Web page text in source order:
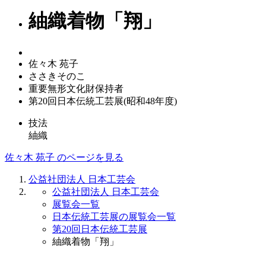
紬織着物「翔」
佐々木 苑子
ささきそのこ
重要無形文化財保持者
第20回日本伝統工芸展(昭和48年度)
技法
紬織
佐々木 苑子 のページを見る
公益社団法人 日本工芸会
公益社団法人 日本工芸会
展覧会一覧
日本伝統工芸展の展覧会一覧
第20回日本伝統工芸展
紬織着物「翔」